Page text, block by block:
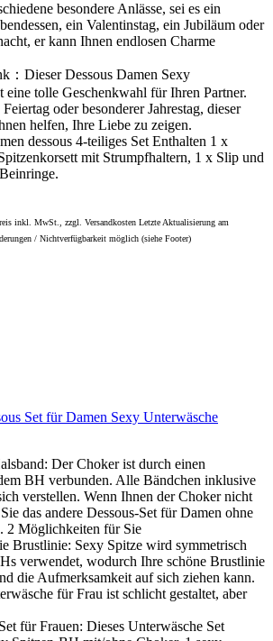
besondere Anlässe, sei es ein
ein Valentinstag, ein Jubiläum oder
er kann Ihnen endlosen Charme
：Dieser Dessous Damen Sexy
eine tolle Geschenkwahl für Ihren Partner.
oder besonderer Jahrestag, dieser
helfen, Ihre Liebe zu zeigen.
dessous 4-teiliges Set Enthalten 1 x
mit Strumpfhaltern, 1 x Slip und
inkl. MwSt., zzgl. Versandkosten Letzte Aktualisierung am
/ Nichtverfügbarkeit möglich (siehe Footer)
Set für Damen Sexy Unterwäsche
Der Choker ist durch einen
BH verbunden. Alle Bändchen inklusive
verstellen. Wenn Ihnen der Choker nicht
das andere Dessous-Set für Damen ohne
2 Möglichkeiten für Sie
Brustlinie: Sexy Spitze wird symmetrisch
verwendet, wodurch Ihre schöne Brustlinie
die Aufmerksamkeit auf sich ziehen kann.
für Frau ist schlicht gestaltet, aber
für Frauen: Dieses Unterwäsche Set